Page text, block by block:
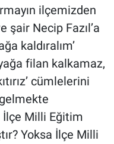
ilçemizden
şair Necip Fazıl’a
kaldıralım’
filan kalkamaz,
cümlelerini
Milli Eğitim
Yoksa İlçe Milli